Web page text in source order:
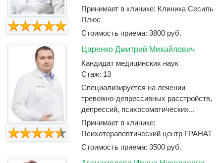
Принимает в клинике: Клиника Сесиль
Плюс
Стоимость приема: 3800 руб.
Царенко Дмитрий Михайлович
Кандидат медицинских наук
Стаж: 13
Специализируется на лечении
тревожно-депрессивных расстройств,
депрессий, психосоматических...
Принимает в клинике:
Психотерапевтический центр ГРАНАТ
Стоимость приема: 3500 руб.